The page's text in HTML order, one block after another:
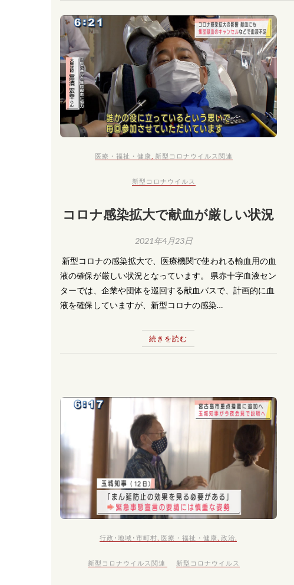
医療・福祉・健康 新型コロナウイルス関連
新型コロナウイルス
コロナ感染拡大で献血が厳しい状況
2021年4月23日
​ 新型コロナの感染拡大で、医療機関で使われる輸血用の血
液の確保が厳しい状況となっています。 県赤十字血液セン
ターでは、企業や団体を巡回する献血バスで、計画的に血
液を確保していますが、新型コロナの感染…
続きを読む
行政･地域･市町村 ,医療・福祉・健康 ,政治
新型コロナウイルス関連 新型コロナウイルス